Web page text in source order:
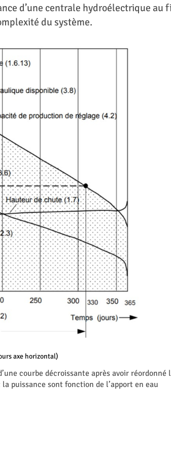
d’une centrale hydroélectrique au
du système.
axe horizontal)
courbe décroissante après avoir réordonné
puissance sont fonction de l’apport en eau